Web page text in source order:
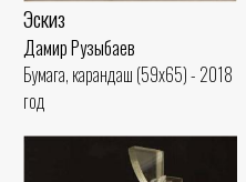
Эскиз
Дамир Рузыбаев
Бумага, карандаш (59x65) - 2018
год